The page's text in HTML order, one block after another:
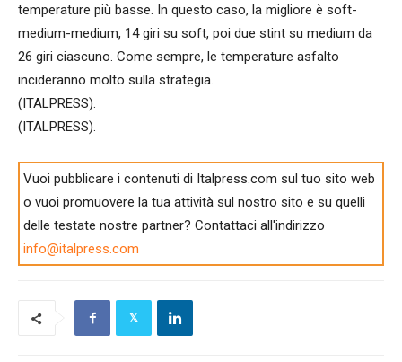
temperature più basse. In questo caso, la migliore è soft-
medium-medium, 14 giri su soft, poi due stint su medium da
26 giri ciascuno. Come sempre, le temperature asfalto
incideranno molto sulla strategia.
(ITALPRESS).
(ITALPRESS).
Vuoi pubblicare i contenuti di Italpress.com sul tuo sito web
o vuoi promuovere la tua attività sul nostro sito e su quelli
delle testate nostre partner? Contattaci all'indirizzo
info@italpress.com